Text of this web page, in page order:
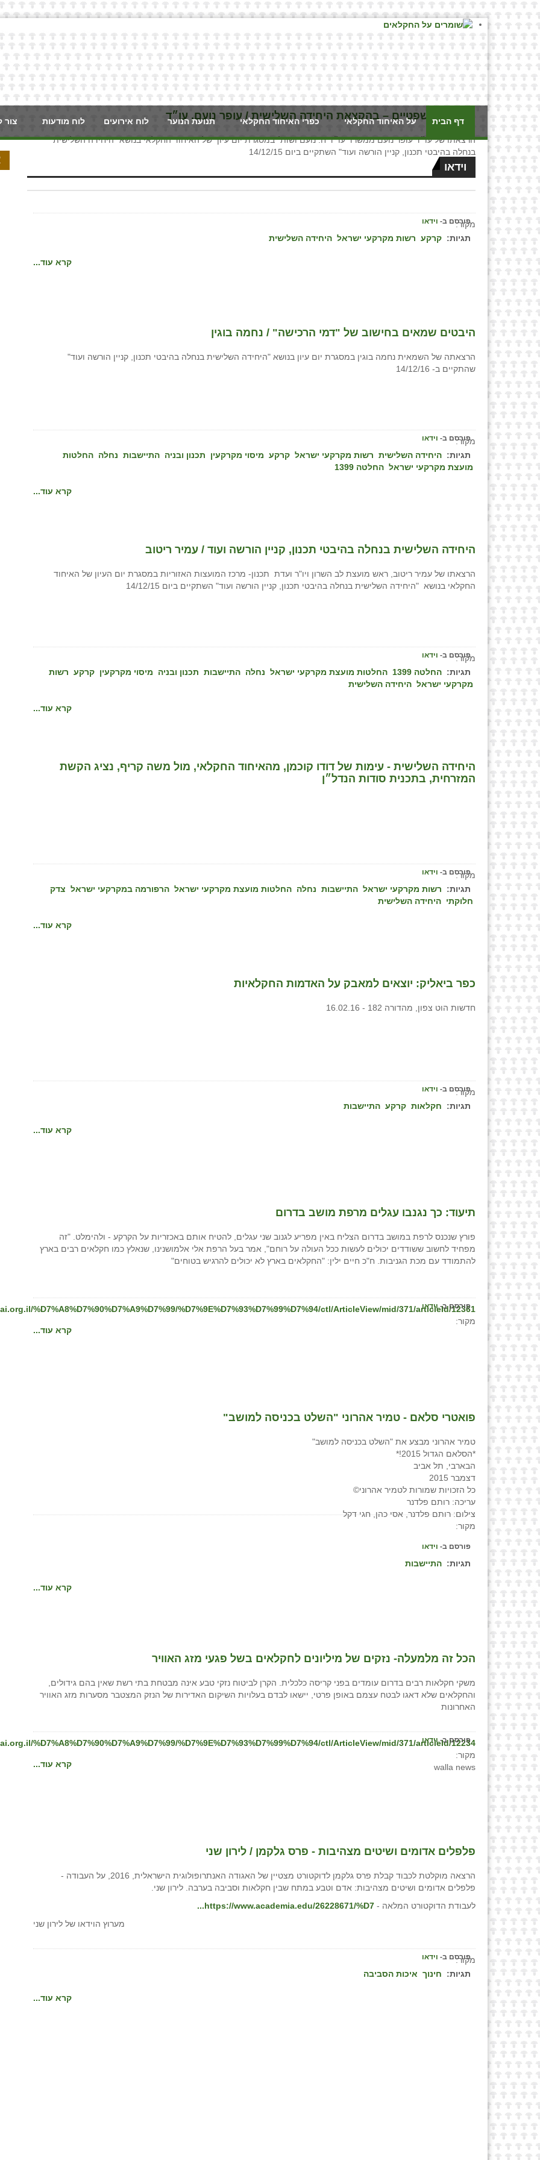
דף הבית על האיחוד החקלאי כפרי האיחוד החקלאי תנועת הנוער לוח אירועים לוח מודעות צור
וידאו
מקור:
היבטים משפטיים – בהקצאת היחידה השלישית / עופר נועם, עו״ד
הרצאתו של עו״ד עופר נועם ממשרד עו״ד ח. נועם ושות׳ במסגרת יום עיון של האיחוד החקלאי בנושא "היחידה השלישית
בנחלה בהיבטי תכנון, קניין הורשה ועוד" השתקיים ביום 14/12/15
פורסם ב- וידאו
תגיות: קרקע רשות מקרקעי ישראל היחידה השלישית
קרא עוד...
מקור:
היבטים שמאים בחישוב של "דמי הרכישה" / נחמה בוגין
הרצאתה של השמאית נחמה בוגין במסגרת יום עיון בנושא "היחידה השלישית בנחלה בהיבטי תכנון, קניין הורשה ועוד"
שהתקיים ב- 14/12/16
פורסם ב- וידאו
תגיות: היחידה השלישית רשות מקרקעי ישראל קרקע מיסוי מקרקעין תכנון ובניה התיישבות נחלה החלטות
מועצת מקרקעי ישראל החלטה 1399
קרא עוד...
מקור:
היחידה השלישית בנחלה בהיבטי תכנון, קניין הורשה ועוד / עמיר ריטוב
הרצאתו של עמיר ריטוב, ראש מועצת לב השרון ויו"ר ועדת תכנון- מרכז המועצות האזוריות במסגרת יום העיון של האיחוד
החקלאי בנושא "היחידה השלישית בנחלה בהיבטי תכנון, קניין הורשה ועוד" השתקיים ביום 14/12/15
פורסם ב- וידאו
תגיות: החלטה 1399 החלטות מועצת מקרקעי ישראל נחלה התיישבות תכנון ובניה מיסוי מקרקעין קרקע רשות
מקרקעי ישראל היחידה השלישית
קרא עוד...
מקור:
היחידה השלישית - עימות של דודו קוכמן, מהאיחוד החקלאי, מול משה קריף, נציג הקשת
המזרחית, בתכנית סודות הנדל״ן
פורסם ב- וידאו
תגיות: רשות מקרקעי ישראל התיישבות נחלה החלטות מועצת מקרקעי ישראל הרפורמה במקרקעי ישראל צדק
חלוקתי היחידה השלישית
קרא עוד...
מקור:
כפר ביאליק: יוצאים למאבק על האדמות החקלאיות
חדשות הוט צפון, מהדורה 182 - 16.02.16
פורסם ב- וידאו
תגיות: חקלאות קרקע התיישבות
קרא עוד...
%D7%A8%D7%90%D7%A9%D7%99/%D7%9E%D7%93%D7%99%D7%94/ctl/ArticleView/mid/371/articleId/12361
מקור:
תיעוד: כך נגנבו עגלים מרפת מושב בדרום
פורץ שנכנס לרפת במושב בדרום הצליח באין מפריע לגנוב שני עגלים, להטיח אותם באכזריות על הקרקע - ולהימלט. "זה
מפחיד לחשוב ששודדים יכולים לעשות ככל העולה על רוחם", אמר בעל הרפת אלי אלמושנינו, שנאלץ כמו חקלאים רבים בארץ
להתמודד עם מכת הגניבות. ח"כ חיים ילין: "החקלאים בארץ לא יכולים להרגיש בטוחים"
פורסם ב- וידאו
קרא עוד...
מקור:
פואטרי סלאם - טמיר אהרוני "השלט בכניסה למושב"
טמיר אהרוני מבצע את "השלט בכניסה למושב"
*הסלאם הגדול 2015!*
הבארבי, תל אביב
דצמבר 2015
כל הזכויות שמורות לטמיר אהרוני©
עריכה: רותם פלדנר
צילום: רותם פלדנר, אסי כהן, חגי דקל
פורסם ב- וידאו
תגיות: התיישבות
קרא עוד...
%D7%A8%D7%90%D7%A9%D7%99/%D7%9E%D7%93%D7%99%D7%94/ctl/ArticleView/mid/371/articleId/12234
מקור:
walla news
הכל זה מלמעלה- נזקים של מיליונים לחקלאים בשל פגעי מזג האוויר
משקי חקלאות רבים בדרום עומדים בפני קריסה כלכלית. הקרן לביטוח נזקי טבע אינה מבטחת בתי רשת שאין בהם גידולים,
והחקלאים שלא דאגו לבטח עצמם באופן פרטי, יישאו לבדם בעלויות השיקום האדירות של הנזק המצטבר מסערות מזג האוויר
האחרונות
פורסם ב- וידאו
קרא עוד...
מקור:
פלפלים אדומים ושיטים מצהיבות - פרס גלקמן / לירון שני
הרצאה מוקלטת לכבוד קבלת פרס גלקמן לדוקטורט מצטיין של האגודה האנתרופולוגית הישראלית, 2016, על העבודה -
פלפלים אדומים ושיטים מצהיבות: אדם וטבע במתח שבין חקלאות וסביבה בערבה. לירון שני.
לעבודת הדוקטורט המלאה - https://www.academia.edu/26228671/%D7...
מערוץ הוידאו של לירון שני
פורסם ב- וידאו
תגיות: חינוך איכות הסביבה
קרא עוד...